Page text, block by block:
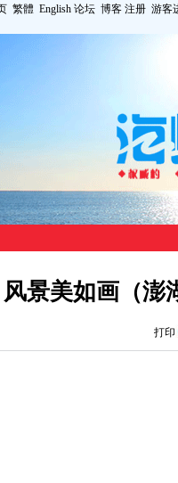
繁體 English 论坛 博客 注册 游客
景美如画（澎
打印